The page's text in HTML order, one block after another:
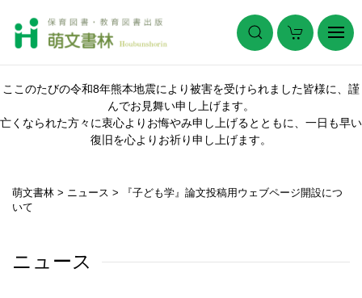
ここのたびの令和8年熊本地震により被害を受けられました皆様に、謹
んでお見舞い申し上げます。
亡くなられた方々に衷心よりお悔やみ申し上げるとともに、一日も早い
復旧を心よりお祈り申し上げます。
萌文書林 > ニュース >
『子ども学』論文投稿用ウェブページ開設につ
いて
ニュース